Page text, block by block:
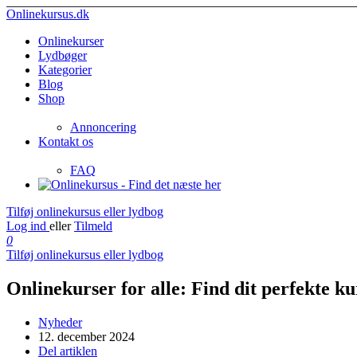
Onlinekursus.dk
Onlinekurser
Lydbøger
Kategorier
Blog
Shop
Annoncering
Kontakt os
FAQ
Tilføj onlinekursus eller lydbog
Log ind eller Tilmeld
0
Tilføj onlinekursus eller lydbog
Onlinekurser for alle: Find dit perfekte
Nyheder
12. december 2024
Del artiklen